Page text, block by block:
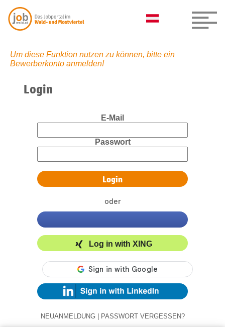
Um diese Funktion nutzen zu können, bitte ein
Bewerberkonto anmelden!
Login
E-Mail
Passwort
oder
Log in with XING
NEUANMELDUNG | PASSWORT VERGESSEN?